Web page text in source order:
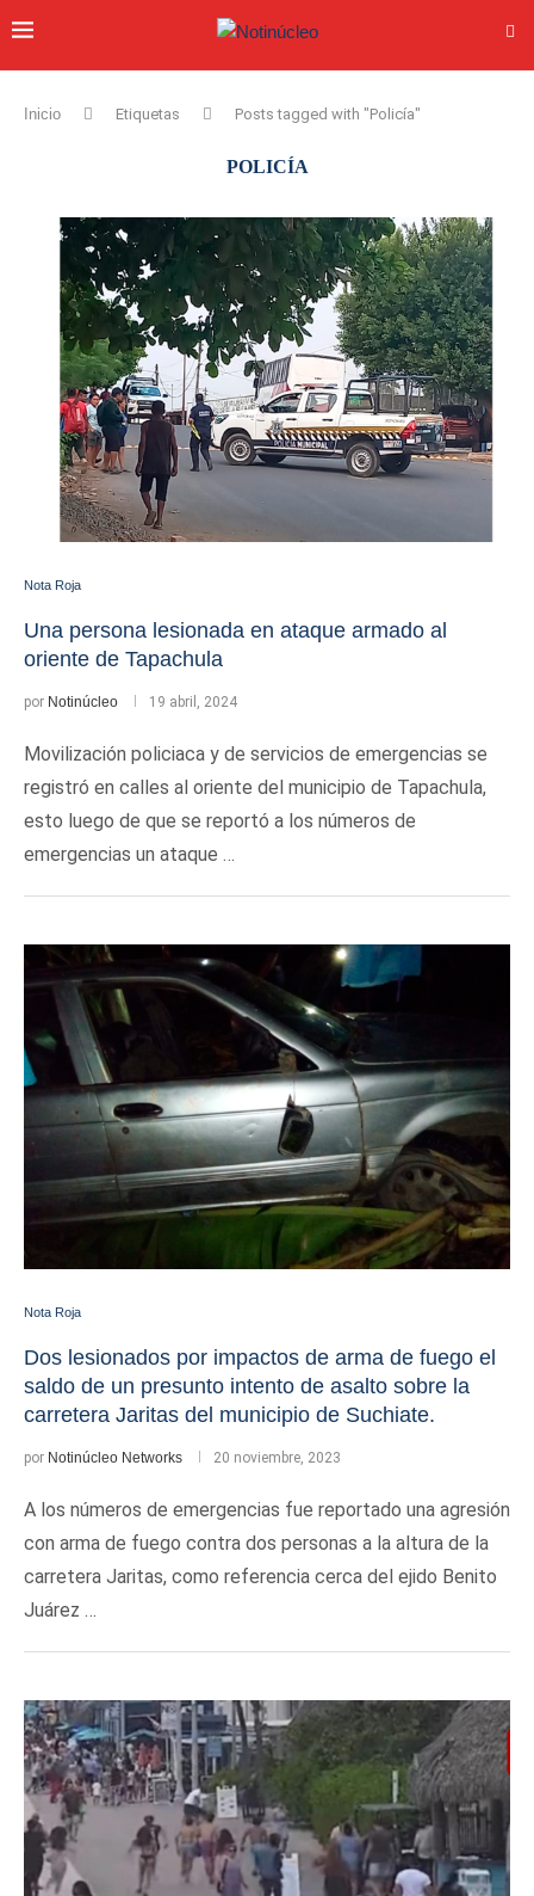
Inicio Etiquetas Posts tagged with "Policía"
POLICÍA
Nota Roja
Una persona lesionada en ataque armado al
oriente de Tapachula
por Notinúcleo 19 abril, 2024
Movilización policiaca y de servicios de emergencias se
registró en calles al oriente del municipio de Tapachula,
esto luego de que se reportó a los números de
emergencias un ataque …
Nota Roja
Dos lesionados por impactos de arma de fuego el
saldo de un presunto intento de asalto sobre la
carretera Jaritas del municipio de Suchiate.
por Notinúcleo Networks 20 noviembre, 2023
A los números de emergencias fue reportado una agresión
con arma de fuego contra dos personas a la altura de la
carretera Jaritas, como referencia cerca del ejido Benito
Juárez …